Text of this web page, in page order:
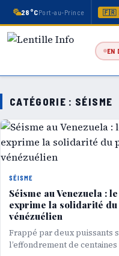
28°CPort-au-Prince 🇫🇷
EN
CATÉGORIE : SÉISME
SÉISME
Séisme au Venezuela :
exprime la solidarité
vénézuélien
Frappé par deux puissants
l’effondrement de centaines